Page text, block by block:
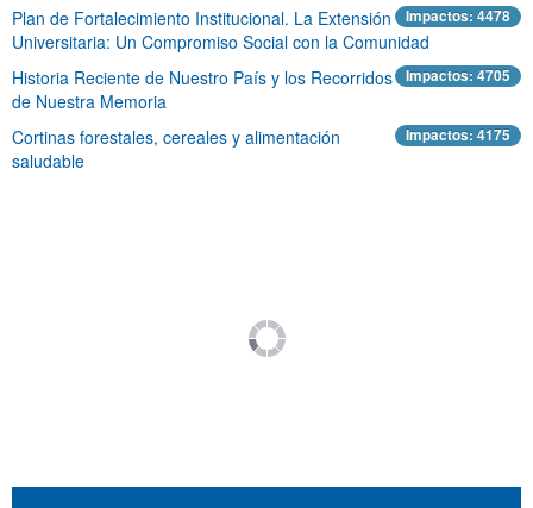
Impactos: 4478
Plan de Fortalecimiento Institucional. La Extensión
Universitaria: Un Compromiso Social con la Comunidad
Impactos: 4705
Historia Reciente de Nuestro País y los Recorridos
de Nuestra Memoria
Impactos: 4175
Cortinas forestales, cereales y alimentación
saludable